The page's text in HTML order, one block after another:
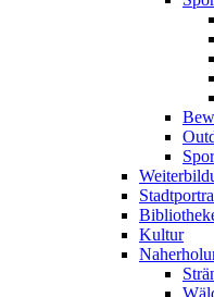
Kultur